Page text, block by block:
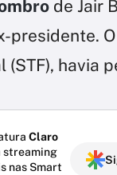
de Jair
presidente.
(STF), havia
Claro
streaming
nas Smart